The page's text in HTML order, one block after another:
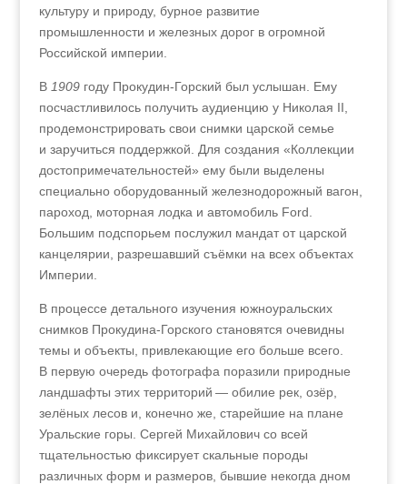
культуру и природу, бурное развитие
промышленности и железных дорог в огромной
Российской империи.
В 1909году Прокудин-Горский был услышан. Ему
посчастливилось получить аудиенцию у Николая II,
продемонстрировать свои снимки царской семье
и заручиться поддержкой. Для создания «Коллекции
достопримечательностей» ему были выделены
специально оборудованный железнодорожный вагон,
пароход, моторная лодка и автомобиль Ford.
Большим подспорьем послужил мандат от царской
канцелярии, разрешавший съёмки на всех объектах
Империи.
В процессе детального изучения южноуральских
снимков Прокудина-Горского становятся очевидны
темы и объекты, привлекающие его больше всего.
В первую очередь фотографа поразили природные
ландшафты этих территорий — обилие рек, озёр,
зелёных лесов и, конечно же, старейшие на плане
Уральские горы. Сергей Михайлович со всей
тщательностью фиксирует скальные породы
различных форм и размеров, бывшие некогда дном